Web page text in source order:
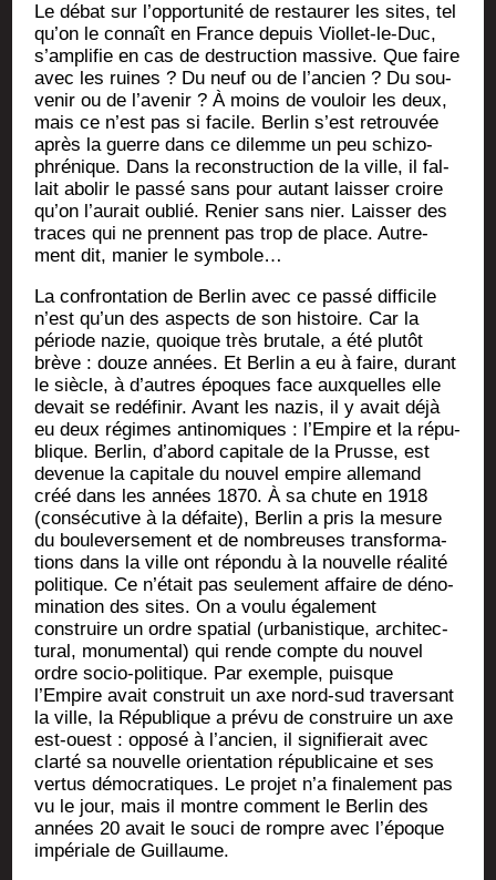
Le débat sur l’opportunité de res­tau­rer les sites, tel
qu’on le connaît en France depuis Viol­let-le-Duc,
s’amplifie en cas de des­truc­tion mas­sive. Que faire
avec les ruines ? Du neuf ou de l’ancien ? Du sou­
ve­nir ou de l’avenir ? À moins de vou­loir les deux,
mais ce n’est pas si facile. Ber­lin s’est retrou­vée
après la guerre dans ce dilemme un peu schi­zo­
phré­nique. Dans la recons­truc­tion de la ville, il fal­
lait abo­lir le pas­sé sans pour autant lais­ser croire
qu’on l’aurait oublié. Renier sans nier. Lais­ser des
traces qui ne prennent pas trop de place. Autre­
ment dit, manier le symbole…
La confron­ta­tion de Ber­lin avec ce pas­sé dif­fi­cile
n’est qu’un des aspects de son his­toire. Car la
période nazie, quoique très bru­tale, a été plu­tôt
brève : douze années. Et Ber­lin a eu à faire, durant
le siècle, à d’autres époques face aux­quelles elle
devait se redé­fi­nir. Avant les nazis, il y avait déjà
eu deux régimes anti­no­miques : l’Empire et la répu­
blique. Ber­lin, d’abord capi­tale de la Prusse, est
deve­nue la capi­tale du nou­vel empire alle­mand
créé dans les années 1870. À sa chute en 1918
(consé­cu­tive à la défaite), Ber­lin a pris la mesure
du bou­le­ver­se­ment et de nom­breuses trans­for­ma­
tions dans la ville ont répon­du à la nou­velle réa­li­té
poli­tique. Ce n’était pas seule­ment affaire de déno­
mi­na­tion des sites. On a vou­lu éga­le­ment
construire un ordre spa­tial (urba­nis­tique, archi­tec­
tu­ral, monu­men­tal) qui rende compte du nou­vel
ordre socio-poli­tique. Par exemple, puisque
l’Empire avait construit un axe nord-sud tra­ver­sant
la ville, la Répu­blique a pré­vu de construire un axe
est-ouest : oppo­sé à l’ancien, il signi­fie­rait avec
clar­té sa nou­velle orien­ta­tion répu­bli­caine et ses
ver­tus démo­cra­tiques. Le pro­jet n’a fina­le­ment pas
vu le jour, mais il montre com­ment le Ber­lin des
années 20 avait le sou­ci de rompre avec l’époque
impé­riale de Guillaume.